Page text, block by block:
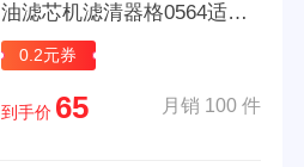
油滤芯机滤清器格0564适配
丰田汉兰达凯美瑞雷克萨斯E
0.2元券
到手价 65 月销 100 件